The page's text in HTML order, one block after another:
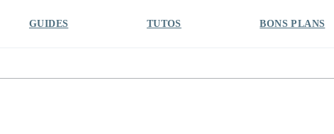
GUIDES TUTOS BONS PLANS